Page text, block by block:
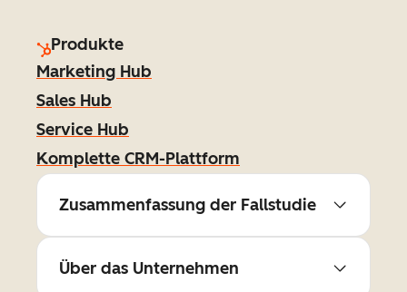
Produkte
Marketing Hub
Sales Hub
Service Hub
Komplette CRM-Plattform
Zusammenfassung der Fallstudie
Über das Unternehmen